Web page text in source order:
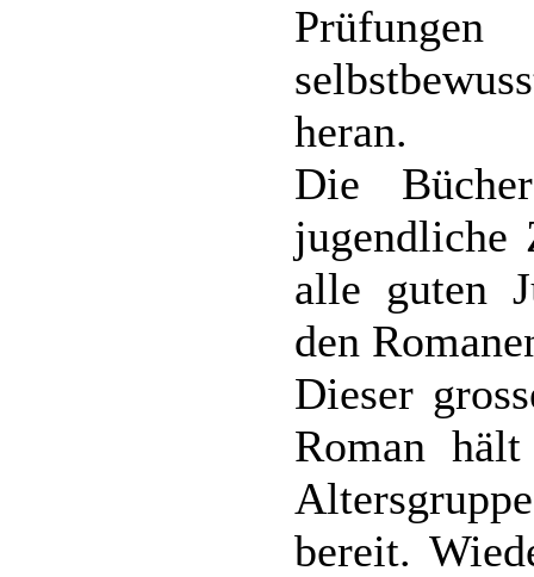
heran.
Die
jugendliche
alle guten
den
Dieser
Roman
bereit.